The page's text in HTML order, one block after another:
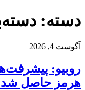
دسته:
آگوست 4, 2026
روبیو:
هرمز حاصل